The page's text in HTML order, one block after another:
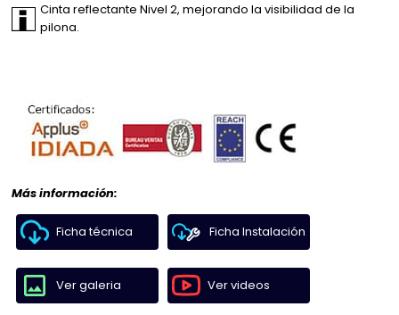
Cinta reflectante Nivel 2, mejorando la visibilidad de la
pilona.
Más información:
Ficha técnica Ficha Instalación
Ver galeria Ver videos